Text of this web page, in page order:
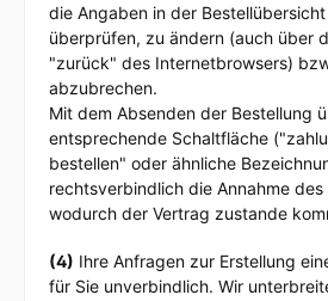
die Angaben in der
überprüfen, zu ändern (auch über
"zurück" des Internetbrowsers)
abzubrechen.
Mit dem Absenden der Bestellung
entsprechende Schaltfläche
bestellen" oder ähnliche
rechtsverbindlich die Annahme des
wodurch der Vertrag zustande
(4) Ihre Anfragen zur Erstellung
für Sie unverbindlich. Wir